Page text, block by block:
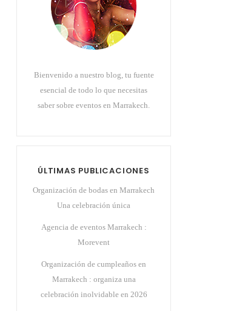
Bienvenido a nuestro blog, tu fuente
esencial de todo lo que necesitas
saber sobre eventos en Marrakech.
ÚLTIMAS PUBLICACIONES
Organización de bodas en Marrakech
Una celebración única
Agencia de eventos Marrakech :
Morevent
Organización de cumpleaños en
Marrakech : organiza una
celebración inolvidable en 2026